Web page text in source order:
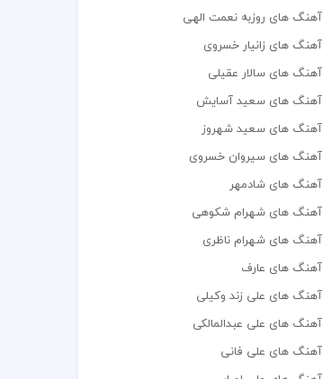
آهنگ های روزبه نعمت الهی
آهنگ های زانیار خسروی
آهنگ های سالار عقیلی
آهنگ های سعید آسایش
آهنگ های سعید شهروز
آهنگ های سیروان خسروی
آهنگ های شادمهر
آهنگ های شهرام شکوهی
آهنگ های شهرام ناظری
آهنگ های عارف
آهنگ های علی زند وکیلی
آهنگ های علی عبدالمالکی
آهنگ های علی فانی